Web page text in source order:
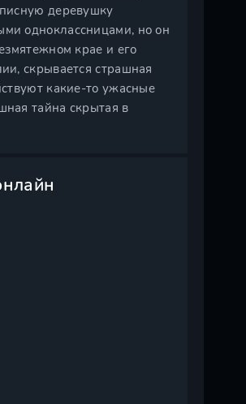
деревушку
одноклассницами, но он
крае и его
скрывается страшная
какие-то ужасные
тайна скрытая в